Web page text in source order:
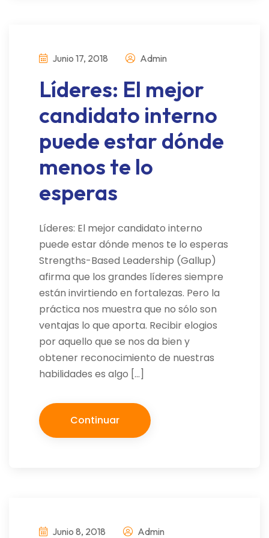
Junio 17, 2018 Admin
Líderes: El mejor
candidato interno
puede estar dónde
menos te lo
esperas
Líderes: El mejor candidato interno
puede estar dónde menos te lo esperas
Strengths-Based Leadership (Gallup)
afirma que los grandes líderes siempre
están invirtiendo en fortalezas. Pero la
práctica nos muestra que no sólo son
ventajas lo que aporta. Recibir elogios
por aquello que se nos da bien y
obtener reconocimiento de nuestras
habilidades es algo […]
Continuar
Junio 8, 2018 Admin